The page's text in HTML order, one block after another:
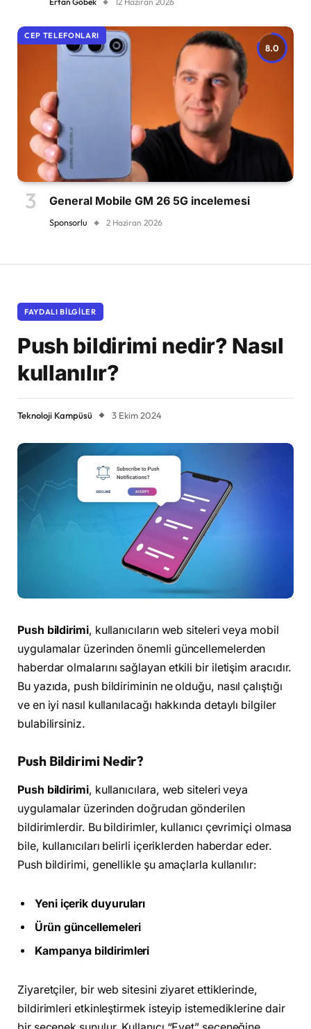
8.0
CEP TELEFONLARI
General Mobile GM 26 5G incelemesi
Sponsorlu 2 Haziran 2026
FAYDALI BILGILER
Push bildirimi nedir? Nasıl
kullanılır?
Teknoloji Kampüsü 3 Ekim 2024
Push bildirimi, kullanıcıların web siteleri veya mobil
uygulamalar üzerinden önemli güncellemelerden
haberdar olmalarını sağlayan etkili bir iletişim aracıdır.
Bu yazıda, push bildiriminin ne olduğu, nasıl çalıştığı
ve en iyi nasıl kullanılacağı hakkında detaylı bilgiler
bulabilirsiniz.
Push Bildirimi Nedir?
Push bildirimi, kullanıcılara, web siteleri veya
uygulamalar üzerinden doğrudan gönderilen
bildirimlerdir. Bu bildirimler, kullanıcı çevrimiçi olmasa
bile, kullanıcıları belirli içeriklerden haberdar eder.
Push bildirimi, genellikle şu amaçlarla kullanılır:
Yeni içerik duyuruları
Ürün güncellemeleri
Kampanya bildirimleri
Ziyaretçiler, bir web sitesini ziyaret ettiklerinde,
bildirimleri etkinleştirmek isteyip istemediklerine dair